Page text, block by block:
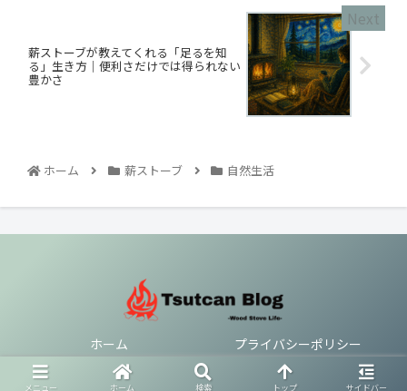
薪ストーブが教えてくれる「足るを知
る」生き方｜便利さだけでは得られない
豊かさ
ホーム 薪ストーブ 自然生活
ホーム
プライバシーポリシー
© 2021 つっちゃブログ.
メニュー ホーム 検索 トップ サイドバー